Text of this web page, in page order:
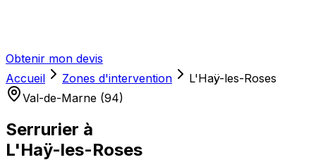
Obtenir mon devis
Accueil
Zones d'intervention
L'Haÿ-les-Roses
Val-de-Marne (94)
Serrurier à
L'Haÿ-les-Roses